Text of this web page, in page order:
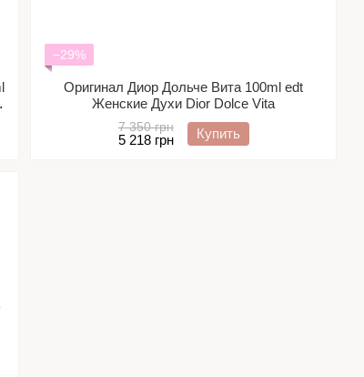
−29%
Оригинал Диор Дольче Вита 100ml edt
Женские Духи Dior Dolce Vita
7 350 грн
5 218 грн Купить